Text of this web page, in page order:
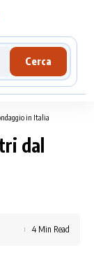
Cerca
in Italia
dal
4 Min Read